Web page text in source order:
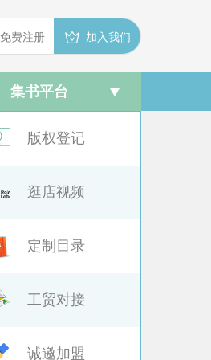
免费注册  加入我们
集书平台
版权登记
逛店视频
定制目录
工贸对接
诚邀加盟